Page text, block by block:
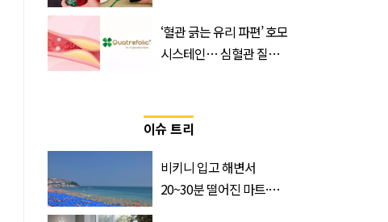
트
‘혈관 긁는 유리 파편’ 호모
시스테인… 심혈관 질환
이슈 트리
비키니 입고 해변서
20~30분 떨어진 마트·주